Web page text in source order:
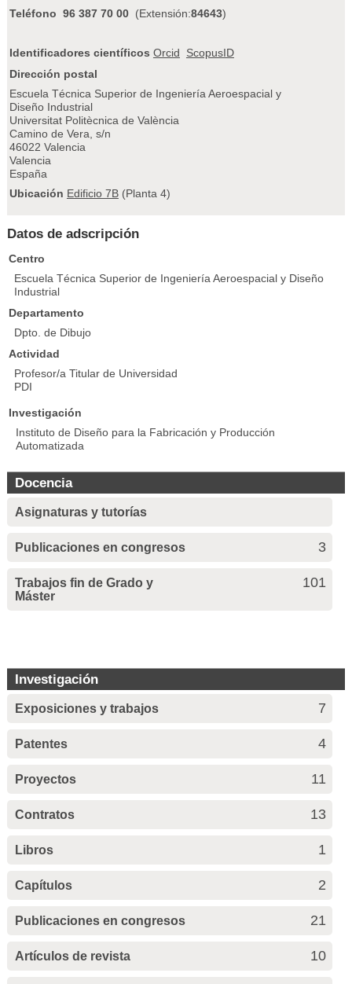
Teléfono 96 387 70 00(Extensión:84643)
Identificadores científicos Orcid
ScopusID
Dirección postal
Escuela Técnica Superior de Ingeniería Aeroespacial y
Diseño Industrial
Universitat Politècnica de València
Camino de Vera, s/n
46022 Valencia
Valencia
España
Ubicación Edificio 7B(Planta 4)
Datos de adscripción
Centro
Escuela Técnica Superior de Ingeniería Aeroespacial y Diseño
Industrial
Departamento
Dpto. de Dibujo
Actividad
Profesor/a Titular de Universidad
PDI
Investigación
Instituto de Diseño para la Fabricación y Producción
Automatizada
Docencia
Asignaturas y tutorías
Publicaciones en congresos 3
Trabajos fin de Grado y
Máster
101
Investigación
Exposiciones y trabajos 7
Patentes 4
Proyectos 11
Contratos 13
Libros 1
Capítulos 2
Publicaciones en congresos 21
Artículos de revista 10